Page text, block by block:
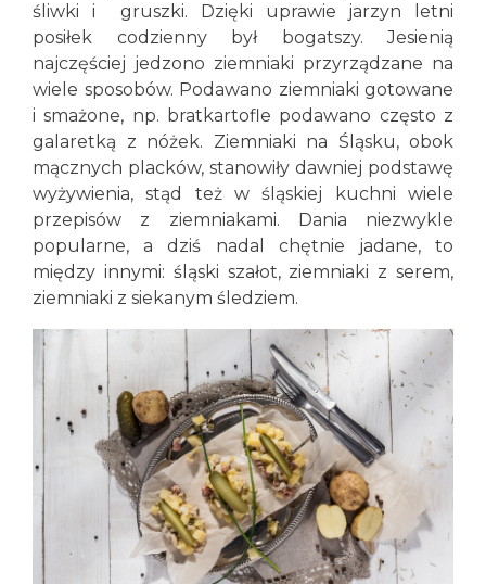
śliwki i gruszki. Dzięki uprawie jarzyn letni
posiłek codzienny był bogatszy. Jesienią
najczęściej jedzono ziemniaki przyrządzane na
wiele sposobów. Podawano ziemniaki gotowane
i smażone, np. bratkartofle podawano często z
galaretką z nóżek. Ziemniaki na Śląsku, obok
mącznych placków, stanowiły dawniej podstawę
wyżywienia, stąd też w śląskiej kuchni wiele
przepisów z ziemniakami. Dania niezwykle
popularne, a dziś nadal chętnie jadane, to
między innymi: śląski szałot, ziemniaki z serem,
ziemniaki z siekanym śledziem.